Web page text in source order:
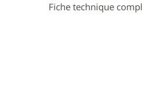
Fiche technique